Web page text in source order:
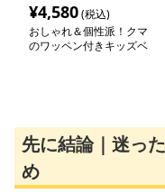
¥4,580(税込)
おしゃれ＆個性派！クマ
のワッペン付きキッズベ
先に結論｜迷っ
め